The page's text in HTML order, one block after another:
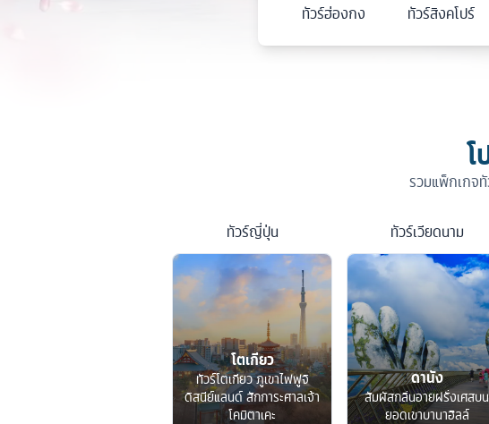
ทัวร์ฮ่องกง ทัวร์สิงคโปร์
โ
รวมแพ็กเกจ
ทัวร์ญี่ปุ่น
โตเกียว
ทัวร์โตเกียว ภูเขาไฟฟูจิ
ดิสนีย์แลนด์ สักการะศาลเจ้า
โคมิตาเคะ
ทัวร์เวียดนาม
ดานัง
สัมผัสกลิ่นอายฝรั่งเศสบน
ยอดเขาบานาฮิลล์